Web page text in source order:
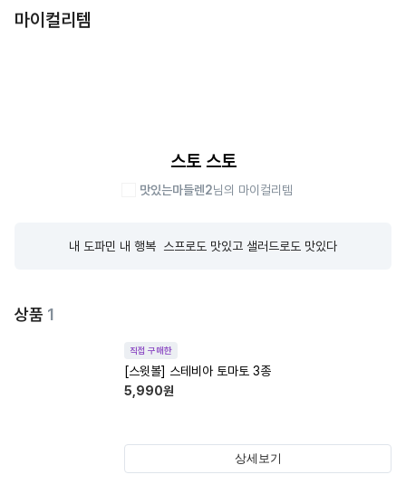
마이컬리템
스토 스토
맛있는마들렌2님의 마이컬리템
내 도파민 내 행복  스프로도 맛있고 샐러드로도 맛있다
상품 1
직접 구매한
[스윗볼] 스테비아 토마토 3종
5,990원
상세보기